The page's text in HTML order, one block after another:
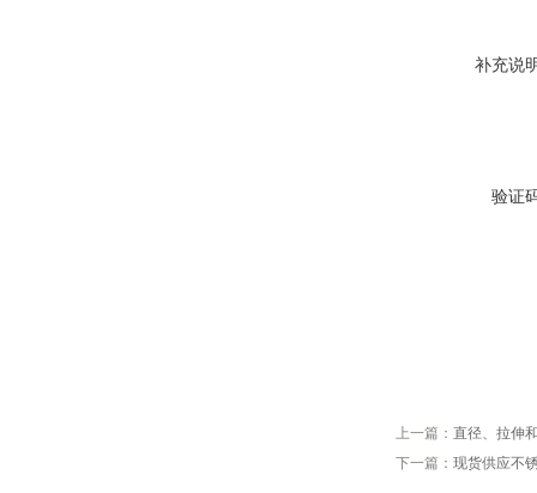
补充说
验证
上一篇： 直径、拉伸
下一篇： 现货供应不